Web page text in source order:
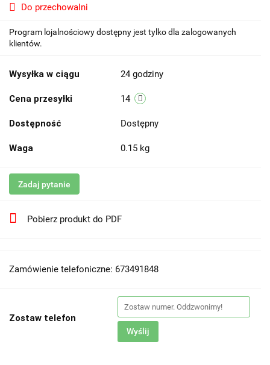
Do przechowalni
Program lojalnościowy dostępny jest tylko dla zalogowanych
klientów.
Wysyłka w ciągu 24 godziny
Cena przesyłki 14
Dostępność Dostępny
Waga 0.15 kg
Zadaj pytanie
Pobierz produkt do PDF
Zamówienie telefoniczne: 673491848
Zostaw telefon
Wyślij